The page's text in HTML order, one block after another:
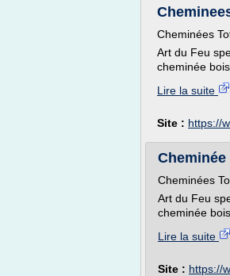
Cheminées
Art du Feu
cheminée
Lire la suite
Site : https://
Cheminées
Art du Feu
cheminée
Lire la suite
Site : https://